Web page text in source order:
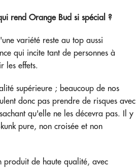
rend Orange Bud si spécial ?
variété reste au top aussi
qui incite tant de personnes à
les effets.
supérieure ; beaucoup de nos
donc pas prendre de risques avec
qu'elle ne les décevra pas. Il y
pure, non croisée et non
produit de haute qualité, avec